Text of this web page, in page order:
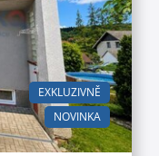
NOVINKA
EXKLUZIVNĚ